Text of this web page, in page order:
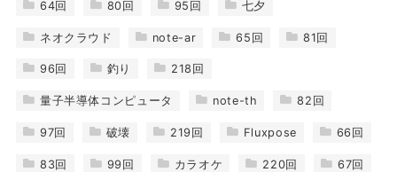
64回 80回 95回 七夕
ネオクラウド note-ar 65回 81回
96回 釣り 218回
量子半導体コンピュータ note-th 82回
97回 破壊 219回 Fluxpose 66回
83回 99回 カラオケ 220回 67回